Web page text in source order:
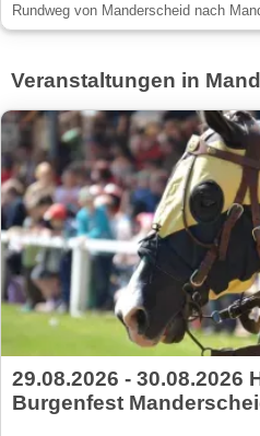
Rundweg von Manderscheid nach
Veranstaltungen in
29.08.2026 - 30.08.2026
Burgenfest